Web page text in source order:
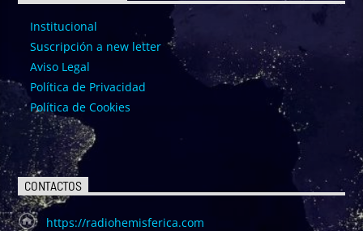
Institucional
Suscripción a new letter
Aviso Legal
Política de Privacidad
Política de Cookies
CONTACTOS
https://radiohemisferica.com